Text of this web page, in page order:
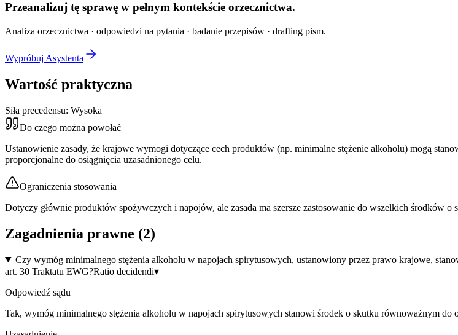
Przeanalizuj tę sprawę w pełnym kontekście orzecznictwa.
Analiza orzecznictwa · odpowiedzi na pytania · badanie przepisów · drafting pism.
Wypróbuj Asystenta
Wartość praktyczna
Siła precedensu: Wysoka
Do czego można powołać
Ustanowienie zasady, że krajowe wymogi dotyczące cech produktów (np. minimalne stężenie alkoholu) mogą
proporcjonalne do osiągnięcia uzasadnionego celu.
Ograniczenia stosowania
Dotyczy głównie produktów spożywczych i napojów, ale zasada ma szersze zastosowanie do wszelkich środków
Zagadnienia prawne (2)
Czy wymóg minimalnego stężenia alkoholu w napojach spirytusowych, ustanowiony przez prawo krajowe,
art. 30 Traktatu EWG?Ratio decidendi▾
Odpowiedź sądu
Tak, wymóg minimalnego stężenia alkoholu w napojach spirytusowych stanowi środek o skutku równoważnym